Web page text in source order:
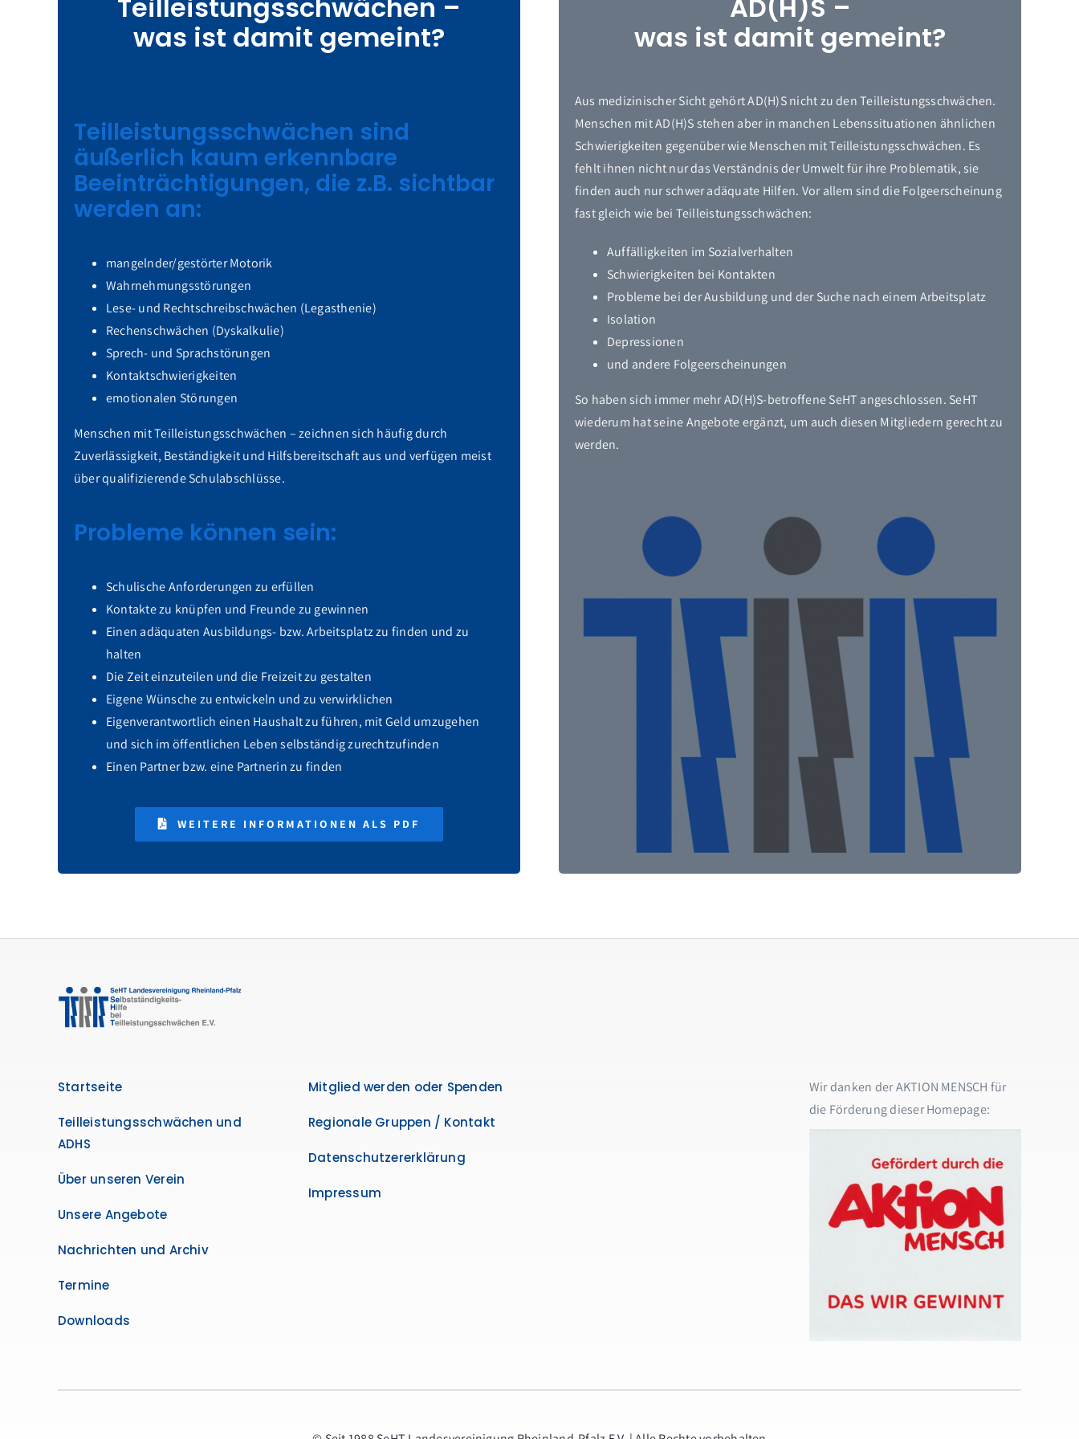
Teilleistungsschwächen –
was ist damit gemeint?
Teilleistungsschwächen sind
äußerlich kaum erkennbare
Beeinträchtigungen, die z.B. sichtbar
werden an:
mangelnder/gestörter Motorik
Wahrnehmungsstörungen
Lese- und Rechtschreibschwächen (Legasthenie)
Rechenschwächen (Dyskalkulie)
Sprech- und Sprachstörungen
Kontaktschwierigkeiten
emotionalen Störungen
Menschen mit Teilleistungsschwächen – zeichnen sich häufig durch
Zuverlässigkeit, Beständigkeit und Hilfsbereitschaft aus und verfügen meist
über qualifizierende Schulabschlüsse.
Probleme können sein:
Schulische Anforderungen zu erfüllen
Kontakte zu knüpfen und Freunde zu gewinnen
Einen adäquaten Ausbildungs- bzw. Arbeitsplatz zu finden und zu
halten
Die Zeit einzuteilen und die Freizeit zu gestalten
Eigene Wünsche zu entwickeln und zu verwirklichen
Eigenverantwortlich einen Haushalt zu führen, mit Geld umzugehen
und sich im öffentlichen Leben selbständig zurechtzufinden
Einen Partner bzw. eine Partnerin zu finden
WEITERE INFORMATIONEN ALS PDF
AD(H)S –
was ist damit gemeint?
Aus medizinischer Sicht gehört AD(H)S nicht zu den Teilleistungsschwächen.
Menschen mit AD(H)S stehen aber in manchen Lebenssituationen ähnlichen
Schwierigkeiten gegenüber wie Menschen mit Teilleistungsschwächen. Es
fehlt ihnen nicht nur das Verständnis der Umwelt für ihre Problematik, sie
finden auch nur schwer adäquate Hilfen. Vor allem sind die Folgeerscheinung
fast gleich wie bei Teilleistungsschwächen:
Auffälligkeiten im Sozialverhalten
Schwierigkeiten bei Kontakten
Probleme bei der Ausbildung und der Suche nach einem Arbeitsplatz
Isolation
Depressionen
und andere Folgeerscheinungen
So haben sich immer mehr AD(H)S-betroffene SeHT angeschlossen. SeHT
wiederum hat seine Angebote ergänzt, um auch diesen Mitgliedern gerecht zu
werden.
Startseite
Teilleistungsschwächen und
ADHS
Über unseren Verein
Unsere Angebote
Nachrichten und Archiv
Termine
Downloads
Mitglied werden oder Spenden
Regionale Gruppen / Kontakt
Datenschutzererklärung
Impressum
Wir danken der AKTION MENSCH für
die Förderung dieser Homepage: